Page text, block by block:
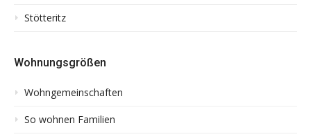
Stötteritz
Wohnungsgrößen
Wohngemeinschaften
So wohnen Familien